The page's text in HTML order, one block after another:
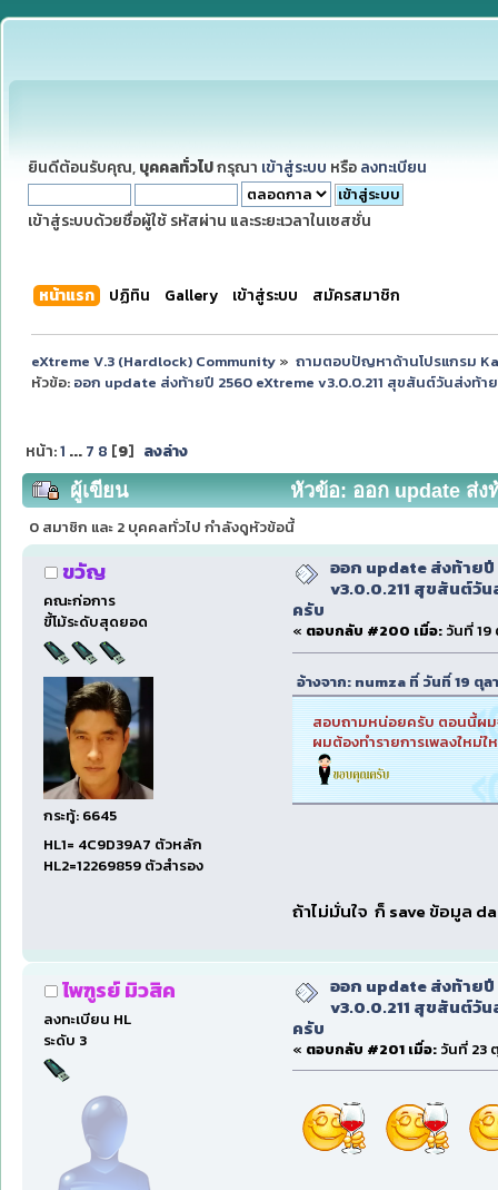
ยินดีต้อนรับคุณ, บุคคลทั่วไปกรุณา เข้าสู่ระบบ หรือ ลงทะเบียน
เข้าสู่ระบบด้วยชื่อผู้ใช้ รหัสผ่าน และระยะเวลาในเซสชั่น
หน้าแรก ปฏิทิน Gallery เข้าสู่ระบบ สมัครสมาชิก
eXtreme V.3 (Hardlock) Community» ถามตอบปัญหาด้านโปรแกรม
หัวข้อ: ออก update ส่งท้ายปี 2560 eXtreme v3.0.0.211 สุขสันต์วันส่งท้า
หน้า:1 ... 7 8 [9] ลงล่าง
ผู้เขียน
หัวข้อ: ออก update ส่ง
ใหม่ครับ (อ่าน 262694 ครั้ง)
0 สมาชิก และ 2 บุคคลทั่วไป กำลังดูหัวข้อนี้
ขวัญ
คณะก่อการ
ขี้โม้ระดับสุดยอด
กระทู้: 6645
HL1= 4C9D39A7 ตัวหลัก
HL2=12269859 ตัวสำรอง
ออก update ส่งท้าย
v3.0.0.211 สุขสันต์วั
ครับ
« ตอบกลับ #200 เมื่อ: วันที่ 19
อ้างจาก: numza ที่ วันที่ 19 ตุ
สอบถามหน่อยครับ ตอนนี้ผมจ
ผมต้องทำรายการเพลงใหม่ใ
ถ้าไม่มั่นใจ ก็ save ข้อมูล
ไพฑูรย์ มิวสิค
ลงทะเบียน HL
ระดับ 3
ออก update ส่งท้าย
v3.0.0.211 สุขสันต์วั
ครับ
« ตอบกลับ #201 เมื่อ: วันที่ 23